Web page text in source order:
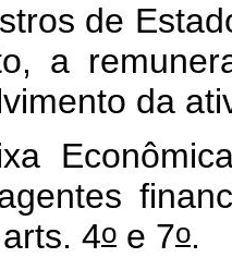
de
a
da
Econômica
4o e 7o.